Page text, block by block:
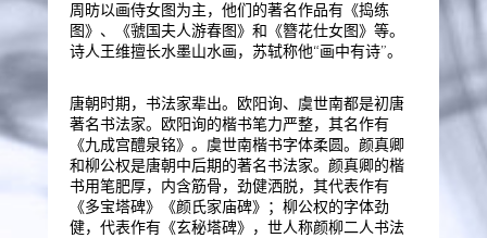
周昉以画侍女图为主，他们的著名作品有《捣练
图》、《虢国夫人游春图》和《簪花仕女图》等。
诗人王维擅长水墨山水画，苏轼称他“画中有诗”。
唐朝时期，书法家辈出。欧阳询、虞世南都是初唐
著名书法家。欧阳询的楷书笔力严整，其名作有
《九成宫醴泉铭》。虞世南楷书字体柔圆。颜真卿
和柳公权是唐朝中后期的著名书法家。颜真卿的楷
书用笔肥厚，内含筋骨，劲健洒脱，其代表作有
《多宝塔碑》《颜氏家庙碑》；柳公权的字体劲
健，代表作有《玄秘塔碑》，世人称颜柳二人书法